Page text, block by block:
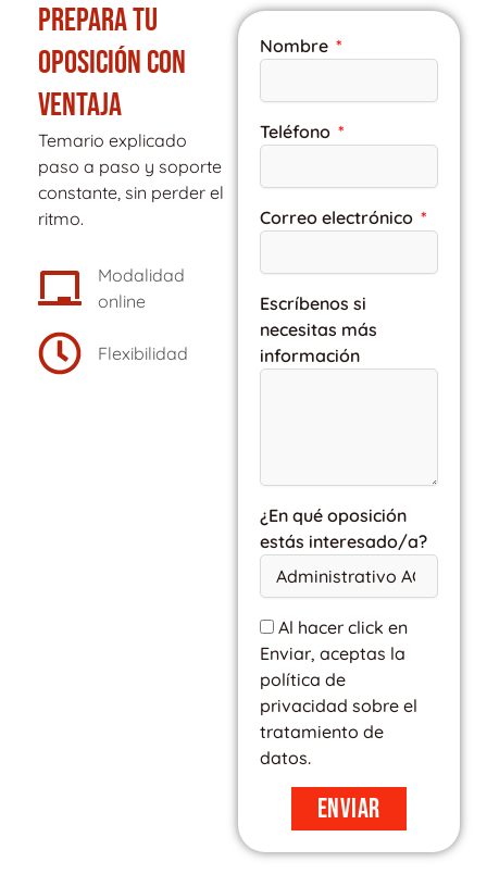
PREPARA TU
OPOSICIÓN CON
VENTAJA
Temario explicado
paso a paso y soporte
constante, sin perder el
ritmo.
Modalidad
online
Flexibilidad
Nombre
Teléfono
Correo electrónico
Escríbenos si
necesitas más
información
¿En qué oposición
estás interesado/a?
Al hacer click en
Enviar, aceptas la
política de
privacidad sobre el
tratamiento de
datos.
Enviar